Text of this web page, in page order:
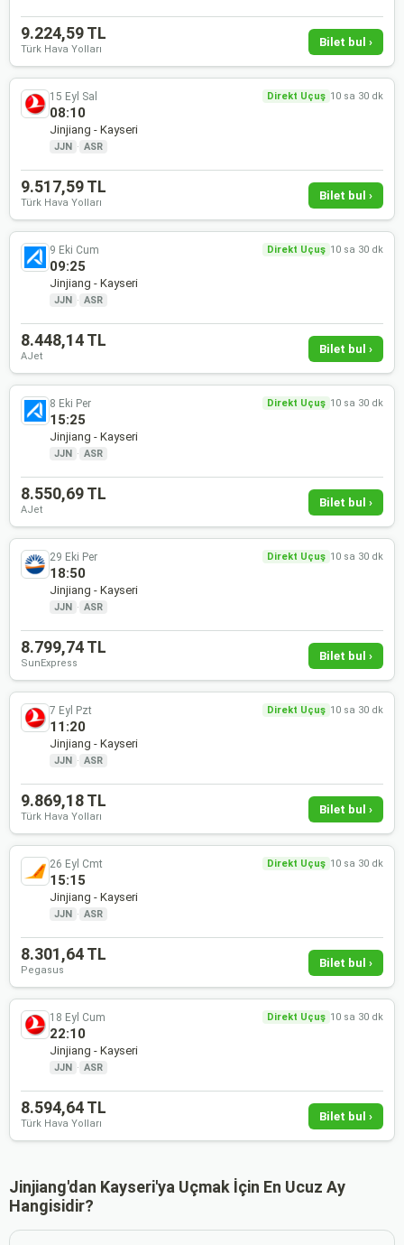
9.224,59 TL
Türk Hava Yolları
Bilet bul ›
15 Eyl Sal Direkt Uçuş 10 sa 30 dk
08:10
Jinjiang - Kayseri
JJN · ASR
9.517,59 TL
Türk Hava Yolları
Bilet bul ›
9 Eki Cum Direkt Uçuş 10 sa 30 dk
09:25
Jinjiang - Kayseri
JJN · ASR
8.448,14 TL
AJet
Bilet bul ›
8 Eki Per Direkt Uçuş 10 sa 30 dk
15:25
Jinjiang - Kayseri
JJN · ASR
8.550,69 TL
AJet
Bilet bul ›
29 Eki Per Direkt Uçuş 10 sa 30 dk
18:50
Jinjiang - Kayseri
JJN · ASR
8.799,74 TL
SunExpress
Bilet bul ›
7 Eyl Pzt Direkt Uçuş 10 sa 30 dk
11:20
Jinjiang - Kayseri
JJN · ASR
9.869,18 TL
Türk Hava Yolları
Bilet bul ›
26 Eyl Cmt Direkt Uçuş 10 sa 30 dk
15:15
Jinjiang - Kayseri
JJN · ASR
8.301,64 TL
Pegasus
Bilet bul ›
18 Eyl Cum Direkt Uçuş 10 sa 30 dk
22:10
Jinjiang - Kayseri
JJN · ASR
8.594,64 TL
Türk Hava Yolları
Bilet bul ›
Jinjiang'dan Kayseri'ya Uçmak İçin En Ucuz Ay
Hangisidir?